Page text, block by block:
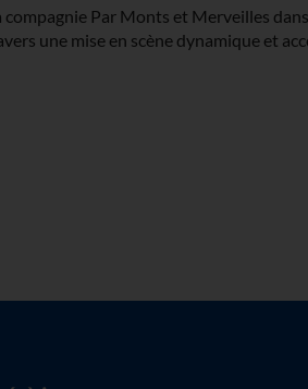
Par Monts et Merveilles
une mise en scène dynamique et